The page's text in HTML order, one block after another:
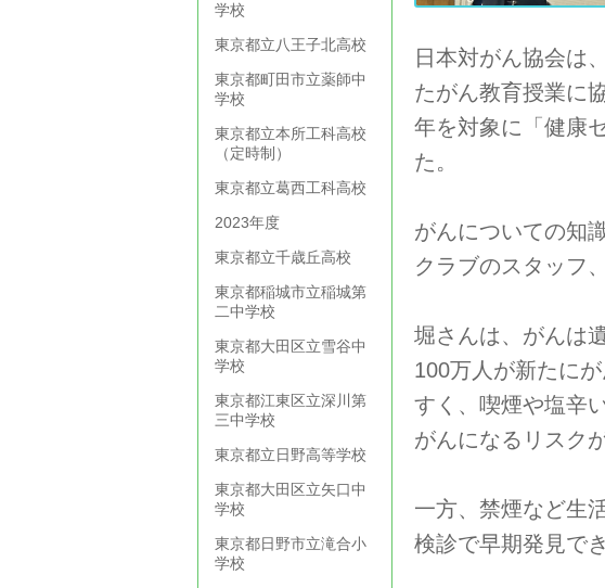
学校
東京都立八王子北高校
東京都町田市立薬師中
学校
東京都立本所工科高校
（定時制）
東京都立葛西工科高校
2023年度
東京都立千歳丘高校
東京都稲城市立稲城第
二中学校
東京都大田区立雪谷中
学校
東京都江東区立深川第
三中学校
東京都立日野高等学校
東京都大田区立矢口中
学校
東京都日野市立滝合小
学校
日本対がん協会は
たがん教育授業に
年を対象に「健康
た。
がんについての知
クラブのスタッフ
堀さんは、がんは
100万人が新たに
すく、喫煙や塩辛
がんになるリスク
一方、禁煙など生
検診で早期発見で